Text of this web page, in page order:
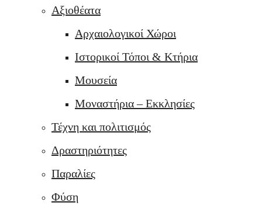
Αξιοθέατα
Αρχαιολογικοί Χώροι
Ιστορικοί Τόποι & Κτήρια
Μουσεία
Μοναστήρια – Εκκλησίες
Τέχνη και πολιτισμός
Δραστηριότητες
Παραλίες
Φύση